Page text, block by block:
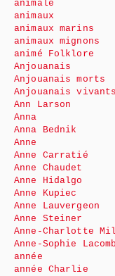
animale
animaux
animaux marins
animaux mignons
animé Folklore
Anjouanais
Anjouanais morts
Anjouanais vivants
Ann Larson
Anna
Anna Bednik
Anne
Anne Carratié
Anne Chaudet
Anne Hidalgo
Anne Kupiec
Anne Lauvergeon
Anne Steiner
Anne-Charlotte
Anne-Sophie
année
année Charlie